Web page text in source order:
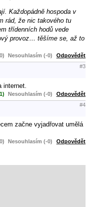
Každopádně hospoda v
rád, že nic takového tu
třídenních hodů vede
provoz… těšíme se, až to
Nesouhlasím (-0) Odpovědět
#3
Nesouhlasím (-0) Odpovědět
#4
začne vyjadřovat umělá
Nesouhlasím (-0) Odpovědět